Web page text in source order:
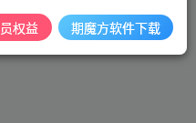
权益 期魔方软件下载